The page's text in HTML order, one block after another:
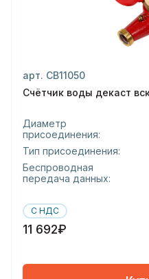
арт. СВ11050
Счётчик воды декаст
Диаметр
присоединения:
Тип присоединения:
Беспроводная
передача данных:
С НДС
11 692₽